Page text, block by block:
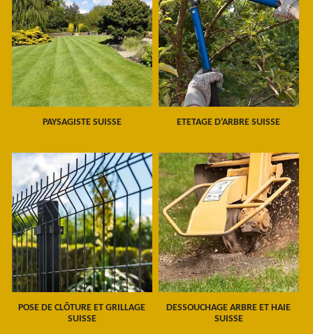
PAYSAGISTE SUISSE ETETAGE D'ARBRE SUISSE
POSE DE CLÔTURE ET GRILLAGE
SUISSE
DESSOUCHAGE ARBRE ET HAIE
SUISSE